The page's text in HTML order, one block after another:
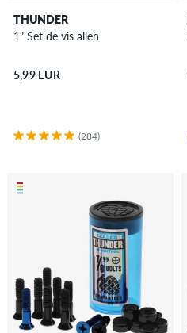
THUNDER
1" Set de vis allen
5,99 EUR
(284)